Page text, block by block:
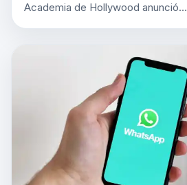
Academia de Hollywood anunció…